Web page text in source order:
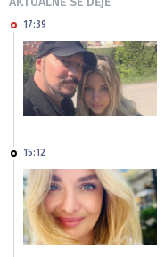
17:39
15:12